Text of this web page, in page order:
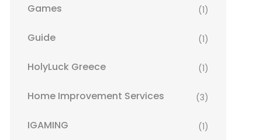
Games (1)
Guide (1)
HolyLuck Greece (1)
Home Improvement Services (3)
IGAMING (1)